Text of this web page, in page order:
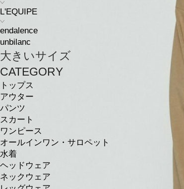
L'EQUIPE
endalence
unbilanc
大きいサイズ
CATEGORY
トップス
アウター
パンツ
スカート
ワンピース
オールインワン・サロペット
水着
ヘッドウェア
ネックウェア